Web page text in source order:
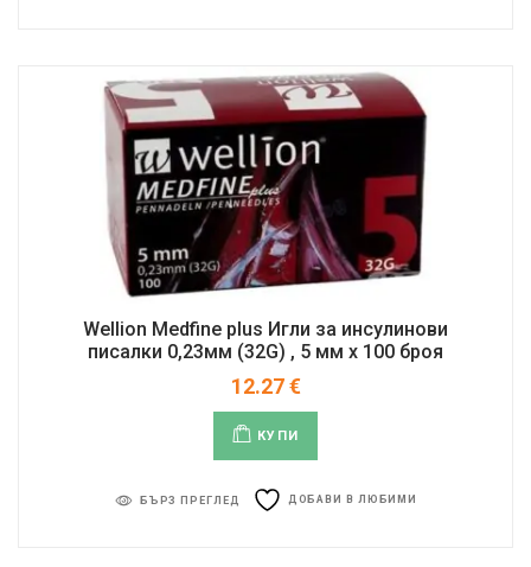
Wellion Medfine plus Игли за инсулинови
писалки 0,23мм (32G) , 5 мм x 100 броя
12.27€
КУПИ
БЪРЗ ПРЕГЛЕД ДОБАВИ В ЛЮБИМИ